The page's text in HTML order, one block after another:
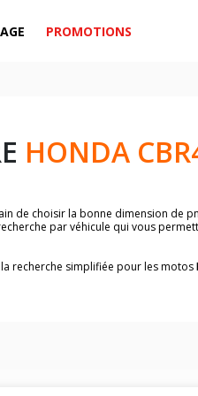
PROMOTIONS
HONDA
de choisir la bonne dimension de
par véhicule qui vous
recherche simplifiée pour les motos
indiquées sur le flanc des